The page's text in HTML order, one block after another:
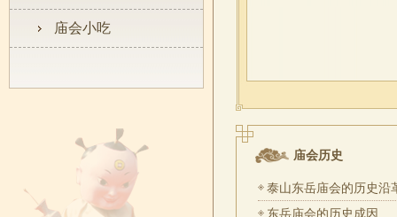
庙会小吃
庙会历史
泰山东岳庙会的历史沿
东岳庙会的历史成因